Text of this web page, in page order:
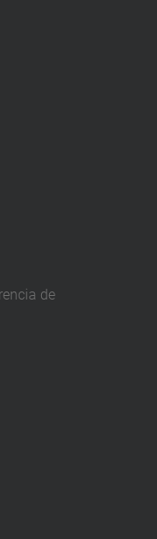
de